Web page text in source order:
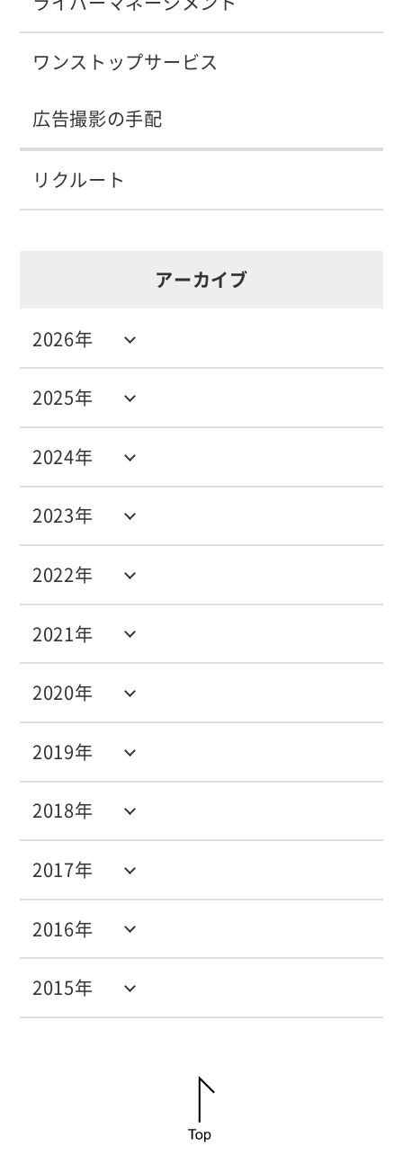
ワンストップサービス
広告撮影の手配
リクルート
アーカイブ
2015年
2016年
2017年
2018年
2019年
2020年
2021年
2022年
2023年
2024年
2025年
2026年